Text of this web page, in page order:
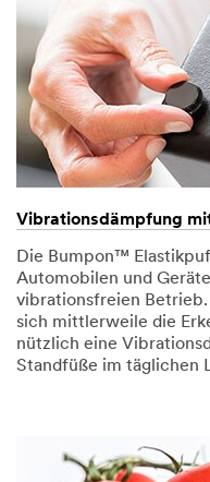
Vibrationsdämpfung
Die Bumpon™
Automobilen und
vibrationsfreien Betrieb.
sich mittlerweile die
nützlich eine
Standfüße im täglichen